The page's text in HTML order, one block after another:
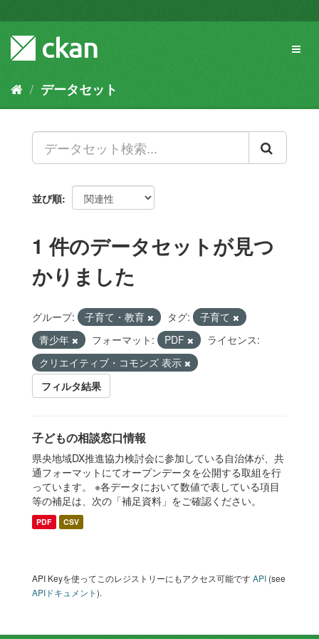
キ
容
データセット
並び順
1 件のデータセットが見つ
かりました
グループ: 子育て・教育 タグ:
子育て
青少年
フォーマット: PDF
ライセンス:
クリエイティブ・コモンズ 表示
フィルタ結果
子どもの相談窓口情報
県央地域DX推進協力検討会に参加している自治体が、共
通フォーマットにてオープンデータを公開する取組を行
っています。 ※各データにおいて数値で表している項目
等の補足は、次の「補足資料」をご確認ください。
PDF CSV
API Keyを使ってこのレジストリーにもアクセス可能ですAPI (see
APIドキュメント).